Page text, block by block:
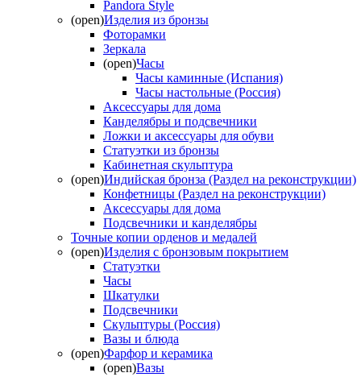
Pandora Style
(open)Изделия из бронзы
Фоторамки
Зеркала
(open)Часы
Часы каминные (Испания)
Часы настольные (Россия)
Аксессуары для дома
Канделябры и подсвечники
Ложки и аксессуары для обуви
Статуэтки из бронзы
Кабинетная скульптура
(open)Индийская бронза (Раздел на реконструкции)
Конфетницы (Раздел на реконструкции)
Аксессуары для дома
Подсвечники и канделябры
Точные копии орденов и медалей
(open)Изделия с бронзовым покрытием
Статуэтки
Часы
Шкатулки
Подсвечники
Скульптуры (Россия)
Вазы и блюда
(open)Фарфор и керамика
(open)Вазы